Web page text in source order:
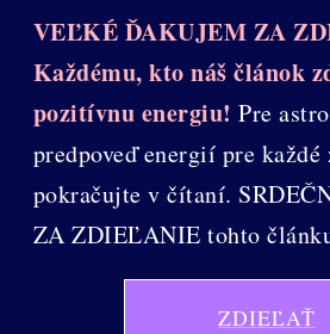
VEĽKÉ ĎAKUJEM ZA
Každému, kto náš článok
pozitívnu energiu! Pre
predpoveď energií pre každé
pokračujte v čítaní.
ZA ZDIEĽANIE tohto
ZDIEĽAŤ